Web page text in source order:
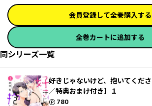
会員登録して全巻購入する
全巻カートに追加する
同シリーズ一覧
好きじゃないけど、抱いてくだ
／特典おまけ付き】１
780
ポイント